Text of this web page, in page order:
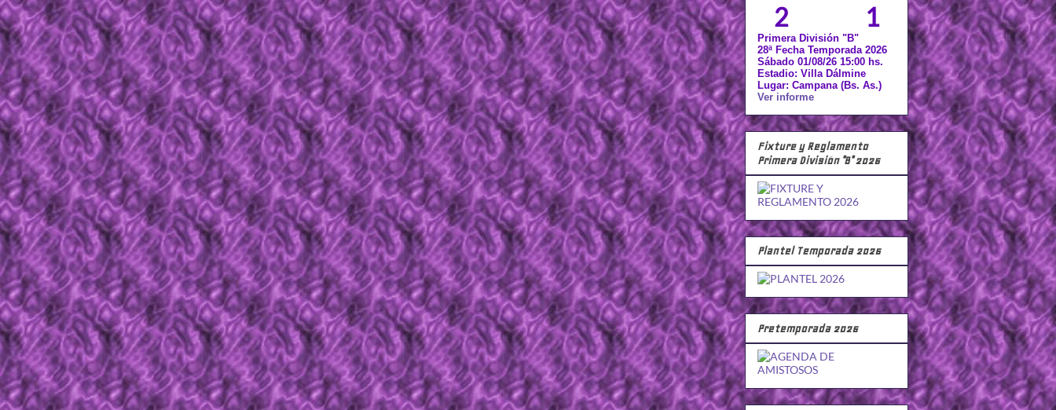
2 1
Primera División "B"
28ª Fecha Temporada 2026
Sábado 01/08/26 15:00 hs.
Estadio: Villa Dálmine
Lugar: Campana (Bs. As.)
Ver informe
Fixture y Reglamento
Primera División "B" 2026
Plantel Temporada 2026
Pretemporada 2026